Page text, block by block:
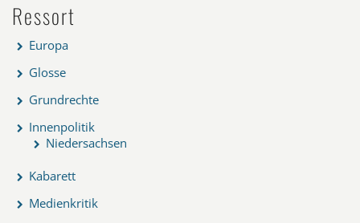
Ressort
Europa
Glosse
Grundrechte
Innenpolitik
Niedersachsen
Kabarett
Medienkritik